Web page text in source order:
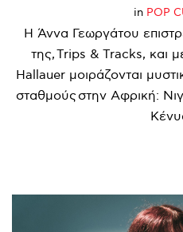
in POP
Η Άννα Γεωργάτου
της, Trips & Tracks, και
Hallauer μοιράζονται
σταθμούς στην Αφρική: